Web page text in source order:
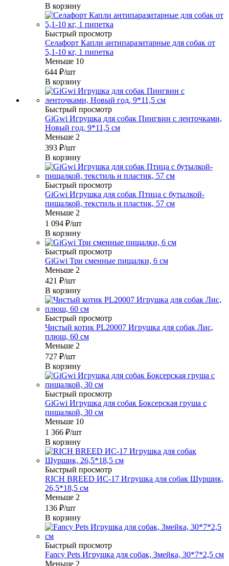
В корзину
Быстрый просмотр
Селафорт Капли антипаразитарные для собак от
5,1-10 кг, 1 пипетка
Меньше 10
644 ₽/шт
В корзину
Быстрый просмотр
GiGwi Игрушка для собак Пингвин с ленточками,
Новый год, 9*11,5 см
Меньше 2
393 ₽/шт
В корзину
Быстрый просмотр
GiGwi Игрушка для собак Птица с бутылкой-
пищалкой, текстиль и пластик, 57 см
Меньше 2
1 094 ₽/шт
В корзину
Быстрый просмотр
GiGwi Три сменные пищалки, 6 см
Меньше 2
421 ₽/шт
В корзину
Быстрый просмотр
Чистый котик PL20007 Игрушка для собак Лис,
плюш, 60 см
Меньше 2
727 ₽/шт
В корзину
Быстрый просмотр
GiGwi Игрушка для собак Боксерская груша с
пищалкой, 30 см
Меньше 10
1 366 ₽/шт
В корзину
Быстрый просмотр
RICH BREED ИС-17 Игрушка для собак Шуршик,
26,5*18,5 см
Меньше 2
136 ₽/шт
В корзину
Быстрый просмотр
Fancy Pets Игрушка для собак, Змейка, 30*7*2,5 см
Меньше 2